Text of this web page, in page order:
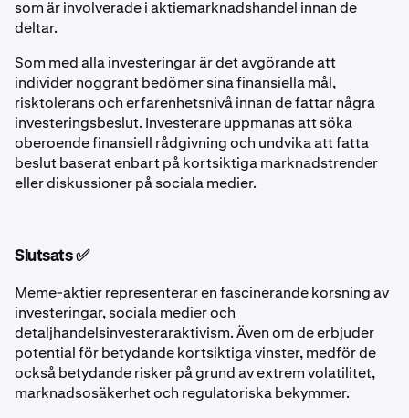
som är involverade i aktiemarknadshandel innan de
deltar.
Som med alla investeringar är det avgörande att
individer noggrant bedömer sina finansiella mål,
risktolerans och erfarenhetsnivå innan de fattar några
investeringsbeslut. Investerare uppmanas att söka
oberoende finansiell rådgivning och undvika att fatta
beslut baserat enbart på kortsiktiga marknadstrender
eller diskussioner på sociala medier.
Slutsats ✅
Meme-aktier representerar en fascinerande korsning av
investeringar, sociala medier och
detaljhandelsinvesteraraktivism. Även om de erbjuder
potential för betydande kortsiktiga vinster, medför de
också betydande risker på grund av extrem volatilitet,
marknadsosäkerhet och regulatoriska bekymmer.